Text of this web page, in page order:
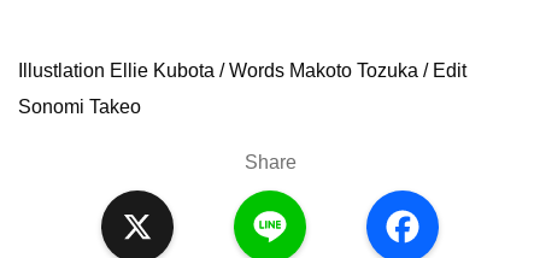
Illustlation Ellie Kubota / Words Makoto Tozuka / Edit
Sonomi Takeo
Share
a
c